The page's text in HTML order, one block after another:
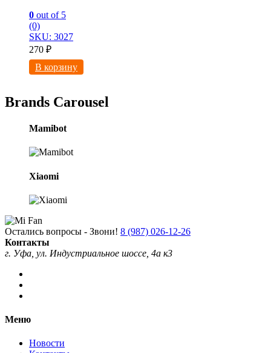
0 out of 5
(0)
SKU: 3027
270 ₽
В корзину
Brands Carousel
Mamibot
Xiaomi
Остались вопросы - Звони! 8 (987) 026-12-26
Контакты
г. Уфа, ул. Индустриальное шоссе, 4а к3
Меню
Новости